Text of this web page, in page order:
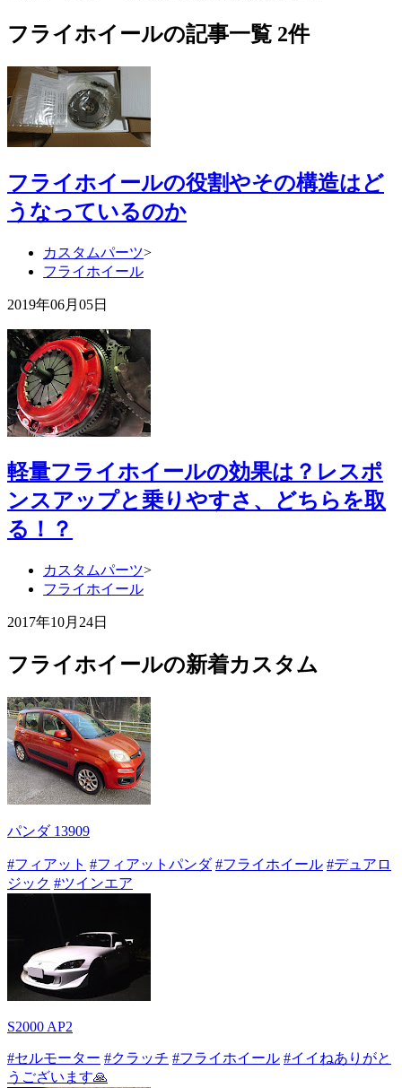
フライホイールの記事一覧 2件
フライホイールの役割やその構造はど
うなっているのか
カスタムパーツ>
フライホイール
2019年06月05日
軽量フライホイールの効果は？レスポ
ンスアップと乗りやすさ、どちらを取
る！？
カスタムパーツ>
フライホイール
2017年10月24日
フライホイールの新着カスタム
パンダ 13909
#フィアット #フィアットパンダ #フライホイール #デュアロ
ジック #ツインエア
S2000 AP2
#セルモーター #クラッチ #フライホイール #イイねありがと
うございます🙏